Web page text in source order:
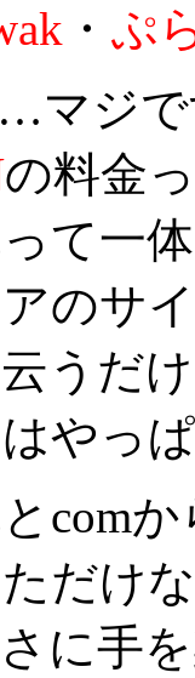
・ ぷ
マジで
の料金
て一
のサ
うだ
やっ
com
だけな
に手